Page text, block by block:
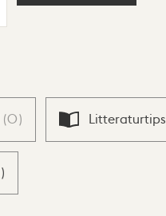
(0) Litteraturtips
)